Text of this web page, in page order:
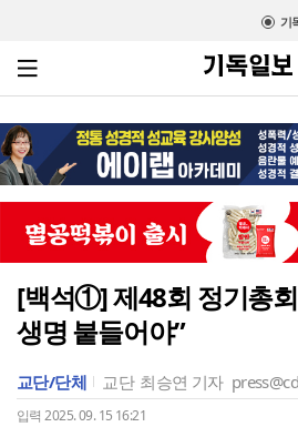
기
[백석①] 제48회 정기총
생명 붙들어야”
교단/단체 교단 최승연 기자
입력 2025. 09. 15 16:21